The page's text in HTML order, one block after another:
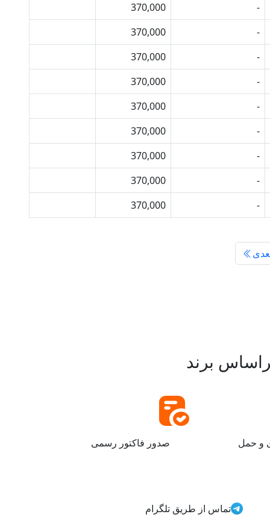
-
370,000
-
370,000
-
370,000
-
370,000
-
370,000
-
370,000
-
370,000
-
370,000
-
370,000
برند
و حمل صدور فاکتور رسمی
تماس از طریق تلگرام